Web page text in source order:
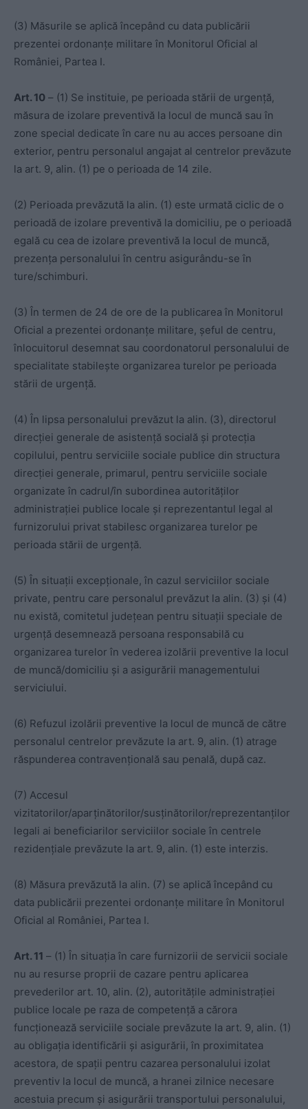
(3) Măsurile se aplică începând cu data publicării
prezentei ordonanțe militare în Monitorul Oficial al
României, Partea I.
Art. 10 – (1) Se instituie, pe perioada stării de urgență,
măsura de izolare preventivă la locul de muncă sau în
zone special dedicate în care nu au acces persoane din
exterior, pentru personalul angajat al centrelor prevăzute
la art. 9, alin. (1) pe o perioada de 14 zile.
(2) Perioada prevăzută la alin. (1) este urmată ciclic de o
perioadă de izolare preventivă la domiciliu, pe o perioadă
egală cu cea de izolare preventivă la locul de muncă,
prezența personalului în centru asigurându-se în
ture/schimburi.
(3) În termen de 24 de ore de la publicarea în Monitorul
Oficial a prezentei ordonanțe militare, șeful de centru,
înlocuitorul desemnat sau coordonatorul personalului de
specialitate stabilește organizarea turelor pe perioada
stării de urgență.
(4) În lipsa personalului prevăzut la alin. (3), directorul
direcției generale de asistență socială și protecția
copilului, pentru serviciile sociale publice din structura
direcției generale, primarul, pentru serviciile sociale
organizate în cadrul/în subordinea autorităților
administrației publice locale și reprezentantul legal al
furnizorului privat stabilesc organizarea turelor pe
perioada stării de urgență.
(5) În situații excepționale, în cazul serviciilor sociale
private, pentru care personalul prevăzut la alin. (3) și (4)
nu există, comitetul județean pentru situații speciale de
urgență desemnează persoana responsabilă cu
organizarea turelor în vederea izolării preventive la locul
de muncă/domiciliu și a asigurării managementului
serviciului.
(6) Refuzul izolării preventive la locul de muncă de către
personalul centrelor prevăzute la art. 9, alin. (1) atrage
răspunderea contravențională sau penală, după caz.
(7) Accesul
vizitatorilor/aparținătorilor/susținătorilor/reprezentanților
legali ai beneficiarilor serviciilor sociale în centrele
rezidențiale prevăzute la art. 9, alin. (1) este interzis.
(8) Măsura prevăzută la alin. (7) se aplică începând cu
data publicării prezentei ordonanțe militare în Monitorul
Oficial al României, Partea I.
Art. 11 – (1) În situația în care furnizorii de servicii sociale
nu au resurse proprii de cazare pentru aplicarea
prevederilor art. 10, alin. (2), autoritățile administrației
publice locale pe raza de competență a cărora
funcționează serviciile sociale prevăzute la art. 9, alin. (1)
au obligația identificării și asigurării, în proximitatea
acestora, de spații pentru cazarea personalului izolat
preventiv la locul de muncă, a hranei zilnice necesare
acestuia precum și asigurării transportului personalului,